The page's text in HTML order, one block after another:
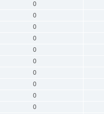
0
0
0
0
0
0
0
0
0
0